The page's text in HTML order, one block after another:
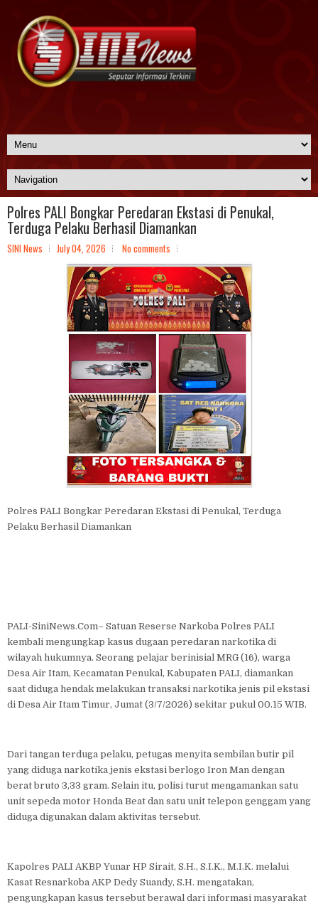
Polres PALI Bongkar Peredaran Ekstasi di Penukal,
Terduga Pelaku Berhasil Diamankan
SINI News July 04, 2026 No comments
Polres PALI Bongkar Peredaran Ekstasi di Penukal, Terduga
Pelaku Berhasil Diamankan
PALI-SiniNews.Com– Satuan Reserse Narkoba Polres PALI
kembali mengungkap kasus dugaan peredaran narkotika di
wilayah hukumnya. Seorang pelajar berinisial MRG (16), warga
Desa Air Itam, Kecamatan Penukal, Kabupaten PALI, diamankan
saat diduga hendak melakukan transaksi narkotika jenis pil ekstasi
di Desa Air Itam Timur, Jumat (3/7/2026) sekitar pukul 00.15 WIB.
Dari tangan terduga pelaku, petugas menyita sembilan butir pil
yang diduga narkotika jenis ekstasi berlogo Iron Man dengan
berat bruto 3,33 gram. Selain itu, polisi turut mengamankan satu
unit sepeda motor Honda Beat dan satu unit telepon genggam yang
diduga digunakan dalam aktivitas tersebut.
Kapolres PALI AKBP Yunar HP Sirait, S.H., S.I.K., M.I.K. melalui
Kasat Resnarkoba AKP Dedy Suandy, S.H. mengatakan,
pengungkapan kasus tersebut berawal dari informasi masyarakat